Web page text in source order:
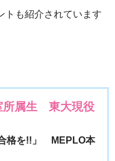
トも紹介されています
所属生 東大現役
合格を!!」 MEPLO本